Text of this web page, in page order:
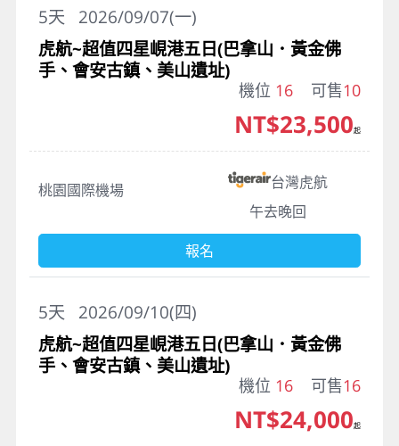
2026/09/07(一)
5天
虎航~超值四星峴港五日(巴拿山．黃金佛
手、會安古鎮、美山遺址)
機位 16 可售10
桃園國際機場
台灣虎航
午去晚回
NT$23,500起
報名
2026/09/10(四)
5天
虎航~超值四星峴港五日(巴拿山．黃金佛
手、會安古鎮、美山遺址)
機位 16 可售16
NT$24,000起